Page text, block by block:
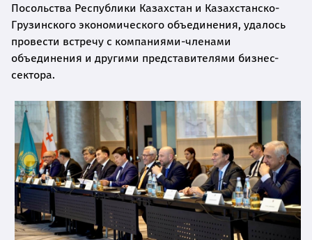
Посольства Республики Казахстан и Казахстанско-
Грузинского экономического объединения, удалось
провести встречу с компаниями-членами
объединения и другими представителями бизнес-
сектора.